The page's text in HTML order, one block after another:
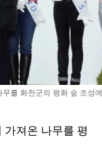
를 화천군의 평화 숲 조성
가져온 나무를 평